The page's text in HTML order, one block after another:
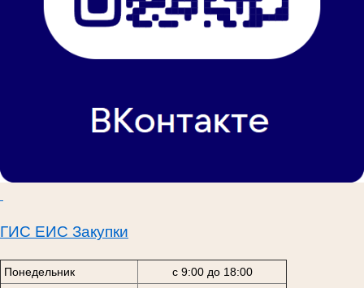
ГИС ЕИС Закупки
Понедельник с 9:00 до 18:00